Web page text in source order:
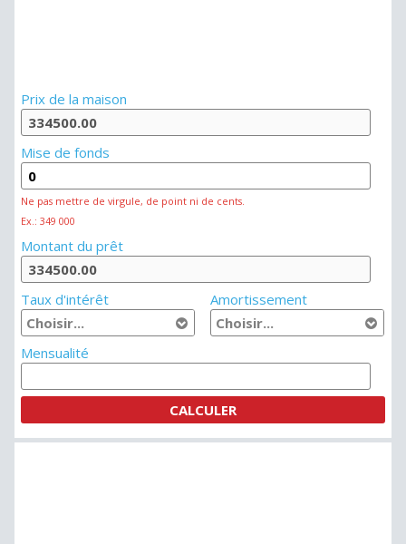
Prix de la maison
Mise de fonds
Ne pas mettre de virgule, de point ni de cents.
Ex.: 349 000
Montant du prêt
Taux d'intérêt Amortissement
Mensualité